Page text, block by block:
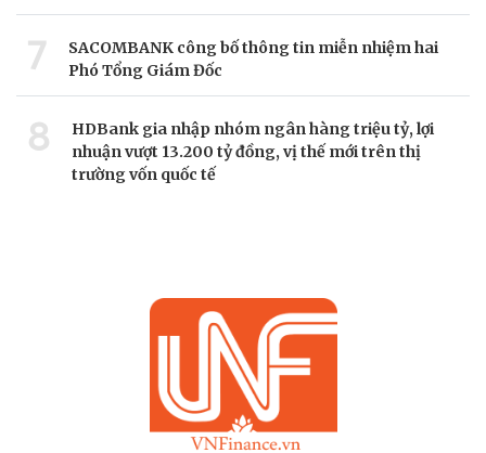
7
SACOMBANK công bố thông tin miễn nhiệm hai
Phó Tổng Giám Đốc
8
HDBank gia nhập nhóm ngân hàng triệu tỷ, lợi
nhuận vượt 13.200 tỷ đồng, vị thế mới trên thị
trường vốn quốc tế